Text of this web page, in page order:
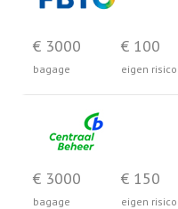
€ 3000
bagage
€ 100
eigen risico
€ 3000
bagage
€ 150
eigen risico